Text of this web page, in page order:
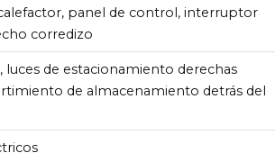
panel de control, interruptor
corredizo
luces de estacionamiento derechas
de almacenamiento detrás del